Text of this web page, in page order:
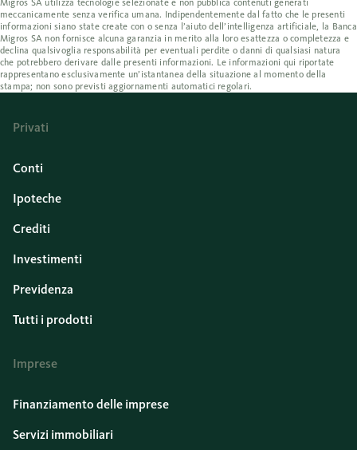
Migros SA utilizza tecnologie selezionate e non pubblica contenuti generati
meccanicamente senza verifica umana. Indipendentemente dal fatto che le presenti
informazioni siano state create con o senza l’aiuto dell’intelligenza artificiale, la Banca
Migros SA non fornisce alcuna garanzia in merito alla loro esattezza o completezza e
declina qualsivoglia responsabilità per eventuali perdite o danni di qualsiasi natura
che potrebbero derivare dalle presenti informazioni. Le informazioni qui riportate
rappresentano esclusivamente un’istantanea della situazione al momento della
stampa; non sono previsti aggiornamenti automatici regolari.
Privati
Conti
Ipoteche
Crediti
Investimenti
Previdenza
Tutti i prodotti
Imprese
Finanziamento delle imprese
Servizi immobiliari